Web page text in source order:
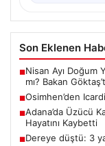
Son Eklenen
■Nisan Ayı Doğum
mı? Bakan
■Osimhen’den
■Adana’da Üzücü
Hayatını Kaybetti
■Dereye düştü: 3